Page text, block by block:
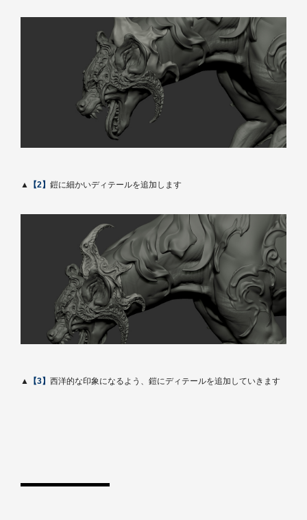
▲ 【2】 鎧に細かいディテールを追加します
▲ 【3】 西洋的な印象になるよう、鎧にディテールを追加していきます